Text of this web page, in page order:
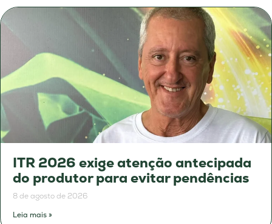
ITR 2026 exige atenção antecipada
do produtor para evitar pendências
8 de agosto de 2026
Leia mais »